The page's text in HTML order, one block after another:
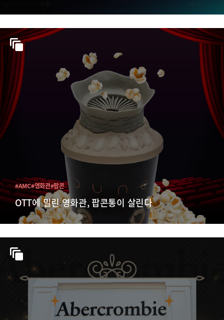
OTT에 밀린 영화관, 팝콘통이 살린다
#AMC#영화관#팝콘